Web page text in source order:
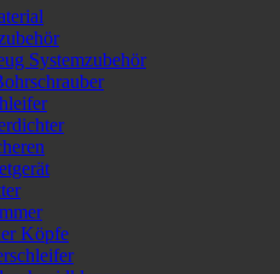
Systemzubehör
Köpfe